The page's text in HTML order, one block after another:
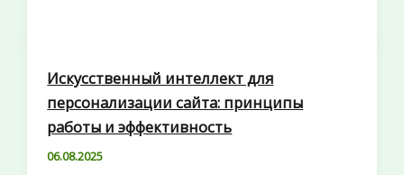
Искусственный интеллект для
персонализации сайта: принципы
работы и эффективность
06.08.2025